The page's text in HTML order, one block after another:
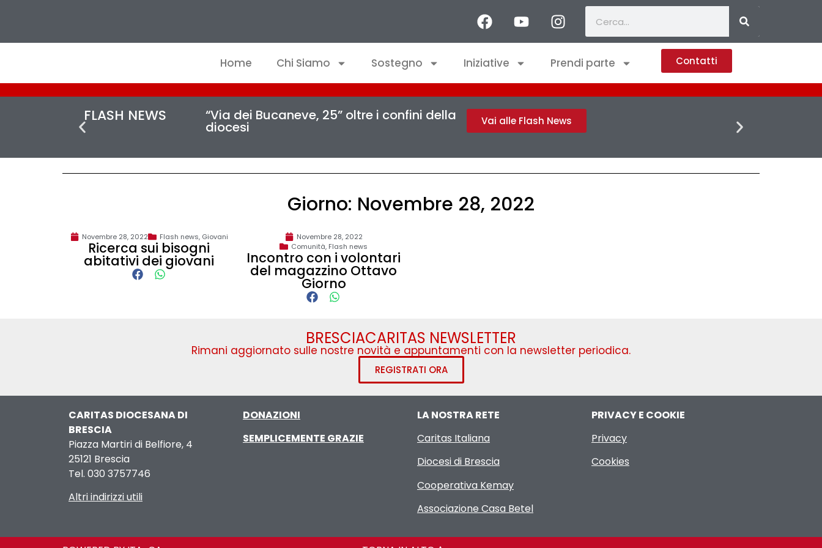
Home Chi Siamo Sostegno Iniziative Prendi parte Contatti
FLASH NEWS “Via dei Bucaneve, 25” oltre i confini della
diocesi Vai alle Flash News
Giorno: Novembre 28, 2022
Novembre 28, 2022 Flash news, Giovani
Ricerca sui bisogni
abitativi dei giovani
Novembre 28, 2022
Comunità, Flash news
Incontro con i volontari
del magazzino Ottavo
Giorno
BRESCIACARITAS NEWSLETTER
Rimani aggiornato sulle nostre novità e appuntamenti con la newsletter periodica.
REGISTRATI ORA
CARITAS DIOCESANA DI
BRESCIA
Piazza Martiri di Belfiore, 4
25121 Brescia
Tel. 030 3757746
Altri indirizzi utili
DONAZIONI
SEMPLICEMENTE GRAZIE
LA NOSTRA RETE
Caritas Italiana
Diocesi di Brescia
Cooperativa Kemay
Associazione Casa Betel
PRIVACY E COOKIE
Privacy
Cookies